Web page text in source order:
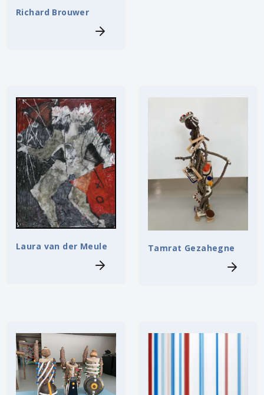
Richard Brouwer
Laura van der Meule Tamrat Gezahegne